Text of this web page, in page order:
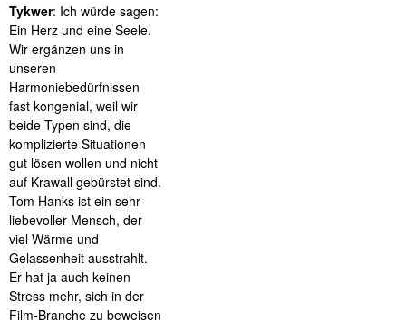
Tykwer: Ich würde sagen:
Ein Herz und eine Seele.
Wir ergänzen uns in
unseren
Harmoniebedürfnissen
fast kongenial, weil wir
beide Typen sind, die
komplizierte Situationen
gut lösen wollen und nicht
auf Krawall gebürstet sind.
Tom Hanks ist ein sehr
liebevoller Mensch, der
viel Wärme und
Gelassenheit ausstrahlt.
Er hat ja auch keinen
Stress mehr, sich in der
Film-Branche zu beweisen